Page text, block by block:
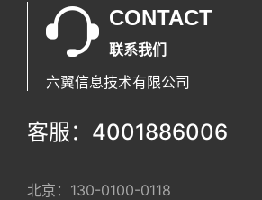
CONTACT
联系我们
六翼信息技术有限公司
客服：4001886006
北京： 130-0100-0118